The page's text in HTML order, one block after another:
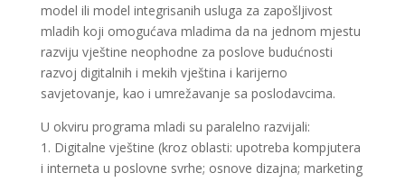
model ili model integrisanih usluga za zapošljivost
mladih koji omogućava mladima da na jednom mjestu
razviju vještine neophodne za poslove budućnosti
razvoj digitalnih i mekih vještina i karijerno
savjetovanje, kao i umrežavanje sa poslodavcima.
U okviru programa mladi su paralelno razvijali:
1. Digitalne vještine (kroz oblasti: upotreba kompjutera
i interneta u poslovne svrhe; osnove dizajna; marketing